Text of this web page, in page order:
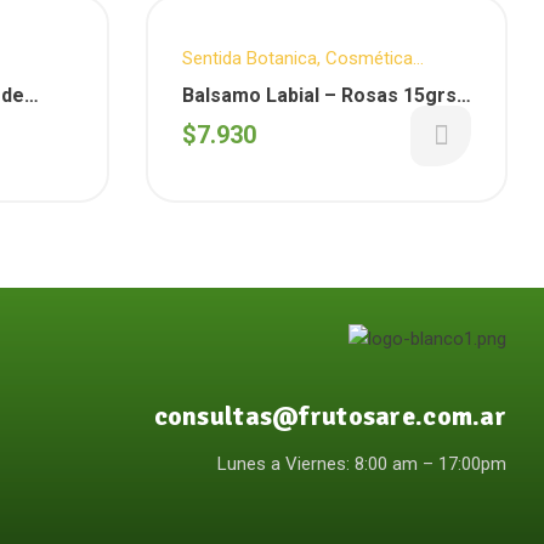
Sentida Botanica, Cosmética
Natural, Cuidado Personal
Balsamo Labial – Rosas 15grs.
( Sentida Botanica)
$7.930
consultas@frutosare.com.ar
Lunes a Viernes: 8:00 am – 17:00pm